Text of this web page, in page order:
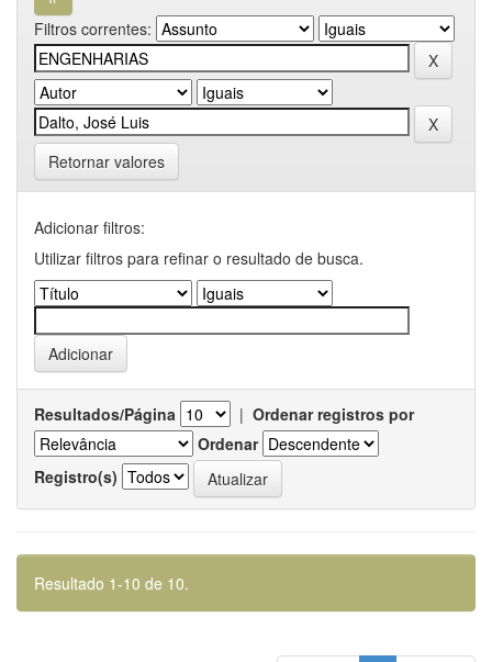
Filtros correntes:
Retornar valores
Adicionar filtros:
Utilizar filtros para refinar o resultado de busca.
Resultados/Página | Ordenar registros por
Ordenar
Registro(s)
Resultado 1-10 de 10.